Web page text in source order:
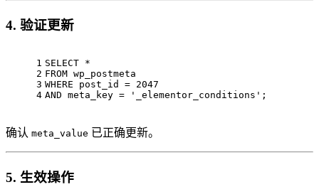
4. 验证更新
1
2
3
4
SELECT *
FROM wp_postmeta
WHERE post_id = 2047
AND meta_key = '_elementor_conditions' ;
确认 meta_value 已正确更新。
5. 生效操作